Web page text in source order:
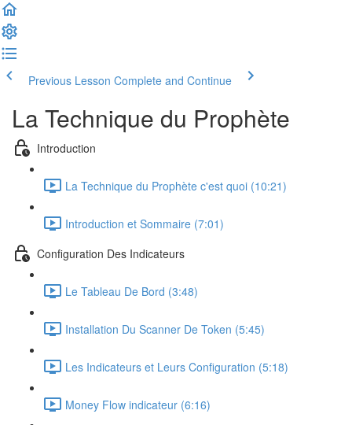
Previous Lesson Complete and Continue
La Technique du Prophète
Introduction
La Technique du Prophète c'est quoi (10:21)
Introduction et Sommaire (7:01)
Configuration Des Indicateurs
Le Tableau De Bord (3:48)
Installation Du Scanner De Token (5:45)
Les Indicateurs et Leurs Configuration (5:18)
Money Flow indicateur (6:16)